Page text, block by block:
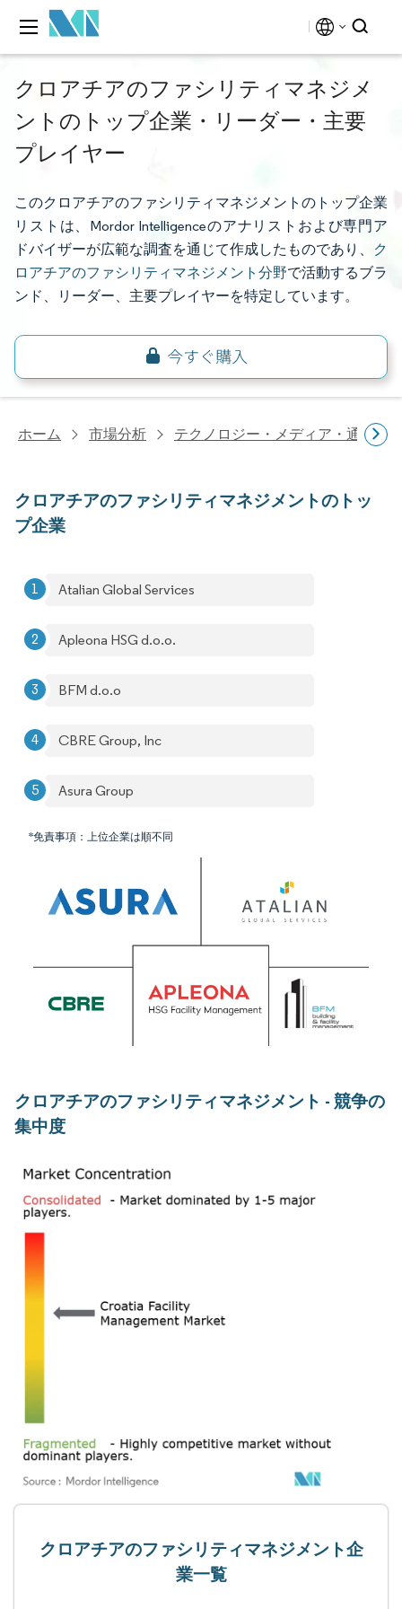
クロアチアのファシリティマネジメ
ントのトップ企業・リーダー・主要
プレイヤー
このクロアチアのファシリティマネジメントのトップ企業
リストは、Mordor Intelligenceのアナリストおよび専門ア
ドバイザーが広範な調査を通じて作成したものであり、 ク
ロアチアのファシリティマネジメント分野で活動するブラ
ンド、リーダー、主要プレイヤーを特定しています。
ホーム 市場分析 テクノロジー・メディア・通信研
クロアチアのファシリティマネジメントのトッ
プ企業
Atalian Global Services
Apleona HSG d.o.o.
BFM d.o.o
CBRE Group, Inc
Asura Group
*免責事項：上位企業は順不同
クロアチアのファシリティマネジメント - 競争の
集中度
クロアチアのファシリティマネジメント企
業一覧